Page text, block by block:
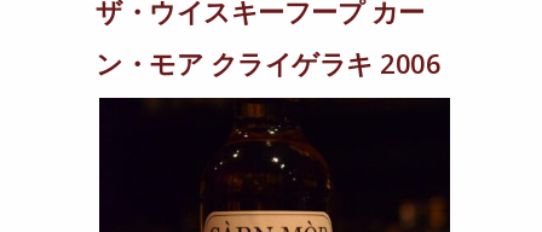
ザ・ウイスキーフープ カー
ン・モア クライゲラキ 2006